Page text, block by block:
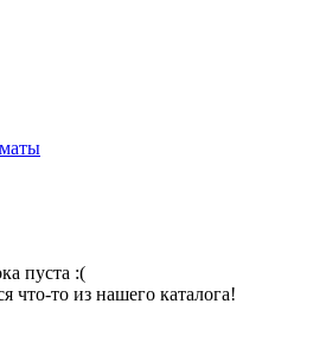
пуста :(
что-то из нашего каталога!